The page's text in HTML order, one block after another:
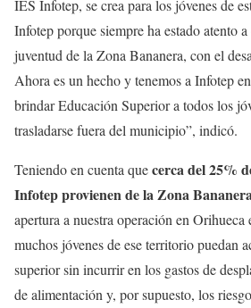
IES Infotep, se crea para los jóvenes de
Infotep porque siempre ha estado atento
juventud de la Zona Bananera, con el
Ahora es un hecho y tenemos a Infotep
brindar Educación Superior a todos los
trasladarse fuera del municipio”, indicó.
Teniendo en cuenta quecerca del 25%
Infotep provienen de la Zona
apertura a nuestra operación en
muchos jóvenes de ese territorio puedan
superior sin incurrir en los gastos de
de alimentación y, por supuesto, los